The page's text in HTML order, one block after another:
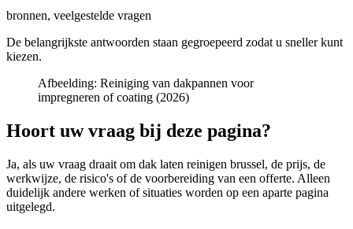
bronnen, veelgestelde vragen
De belangrijkste antwoorden staan gegroepeerd zodat u sneller kunt
kiezen.
Afbeelding: Reiniging van dakpannen voor
impregneren of coating (2026)
Hoort uw vraag bij deze pagina?
Ja, als uw vraag draait om dak laten reinigen brussel, de prijs, de
werkwijze, de risico's of de voorbereiding van een offerte. Alleen
duidelijk andere werken of situaties worden op een aparte pagina
uitgelegd.